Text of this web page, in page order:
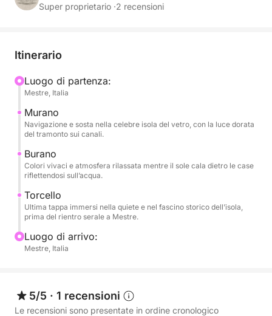
un’atmosfera unica.
gustare snack e soft drink sempre disponibili,
goderti ogni istante circondato da panorami
mozzafiato. Le brevi soste su ciascuna isola ti
permetteranno di passeggiare tra le calli colorate,
visitare piccole botteghe artigiane o semplicemente
vivere l’atmosfera serena del tardo pomeriggio.
Questa esperienza è pensata per chi desidera vivere
la laguna in modo romantico e autentico, lontano
dalla folla, immerso nella bellezza dei colori e del
silenzio che solo Venezia sa offrire al tramonto.
vogliono godersi un momento speciale, tra eleganza
e semplicità.
Super proprietario ·2 recensioni
Itinerario
Luogo di partenza:
Mestre, Italia
Murano
Navigazione e sosta nella celebre isola del vetro, con la luce dorata
del tramonto sui canali.
Burano
Colori vivaci e atmosfera rilassata mentre il sole cala dietro le case
riflettendosi sull’acqua.
Torcello
Ultima tappa immersi nella quiete e nel fascino storico dell’isola,
prima del rientro serale a Mestre.
Luogo di arrivo:
Mestre, Italia
5/5 · 1 recensioni
Le recensioni sono presentate in ordine cronologico